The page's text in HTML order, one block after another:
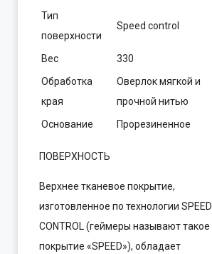
Тип
поверхности
Speed control
Вес
330
Обработка
края
Оверлок мягкой и
прочной нитью
Основание
Прорезиненное
ПОВЕРХНОСТЬ
Верхнее тканевое покрытие,
изготовленное по технологии SPEED
CONTROL (геймеры называют такое
покрытие «SPEED»), обладает